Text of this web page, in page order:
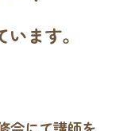
ます。